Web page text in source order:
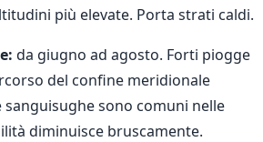
più elevate. Porta strati caldi.
da giugno ad agosto. Forti piogge
del confine meridionale
sanguisughe sono comuni nelle
diminuisce bruscamente.